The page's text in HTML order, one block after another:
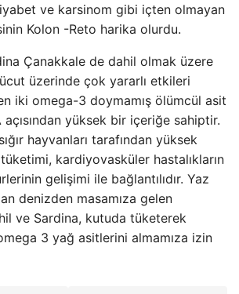
ve karsinom gibi içten olmayan
Kolon -Reto harika olurdu.
Çanakkale de dahil olmak üzere
üzerinde çok yararlı etkileri
iki omega-3 doymamış ölümcül asit
yüksek bir içeriğe sahiptir.
hayvanları tarafından yüksek
tüketimi, kardiyovasküler hastalıkların
gelişimi ile bağlantılıdır. Yaz
denizden masamıza gelen
ve Sardina, kutuda tüketerek
3 yağ asitlerini almamıza izin